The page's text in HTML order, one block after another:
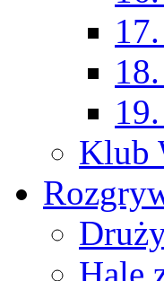
Klub
Hale